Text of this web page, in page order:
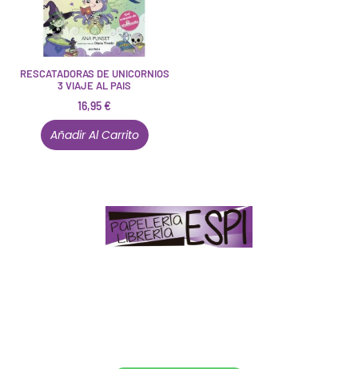
RESCATADORAS DE UNICORNIOS
3 VIAJE AL PAIS
16,95€
Añadir Al Carrito